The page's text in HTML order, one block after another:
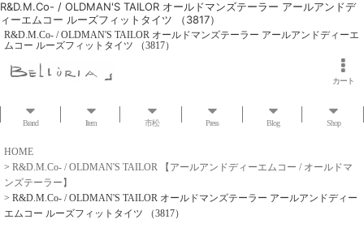
R&D.M.Co- / OLDMAN'S TAILOR オールドマンズテーラー アールアンドデ
ィーエムコー ルーズフィットタイツ （3817）
R&D.M.Co- / OLDMAN'S TAILOR オールドマンズテーラー アールアンドディーエ
ムコー ルーズフィットタイツ （3817）
カート
Brand Item 市松 Press Blog Shop
HOME
> R&D.M.Co- / OLDMAN'S TAILOR 【アールアンドディーエムコー / オールドマ
ンズテーラー】
> R&D.M.Co- / OLDMAN'S TAILOR オールドマンズテーラー アールアンドディー
エムコー ルーズフィットタイツ （3817）